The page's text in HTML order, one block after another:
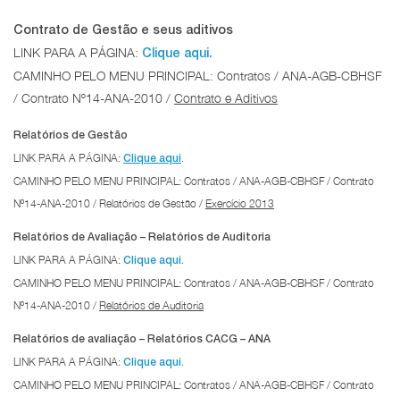
Contrato de Gestão e seus aditivos
LINK PARA A PÁGINA: Clique aqui.
CAMINHO PELO MENU PRINCIPAL: Contratos / ANA-AGB-CBHSF
/ Contrato Nº14-ANA-2010 / Contrato e Aditivos
Relatórios de Gestão
LINK PARA A PÁGINA: Clique aqui.
CAMINHO PELO MENU PRINCIPAL: Contratos / ANA-AGB-CBHSF / Contrato
Nº14-ANA-2010 / Relatórios de Gestão / Exercício 2013
Relatórios de Avaliação – Relatórios de Auditoria
LINK PARA A PÁGINA: Clique aqui.
CAMINHO PELO MENU PRINCIPAL: Contratos / ANA-AGB-CBHSF / Contrato
Nº14-ANA-2010 / Relatórios de Auditoria
Relatórios de avaliação – Relatórios CACG – ANA
LINK PARA A PÁGINA: Clique aqui.
CAMINHO PELO MENU PRINCIPAL: Contratos / ANA-AGB-CBHSF / Contrato